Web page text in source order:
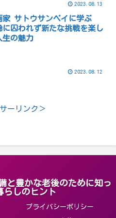
2023.08.13
家 サトウサンペイに学ぶ
に囚われず新たな挑戦を楽し
生の魅力
2023.08.12
ーリンク＞
と豊かな老後のために知っ
らしのヒント
プライバシーポリシー